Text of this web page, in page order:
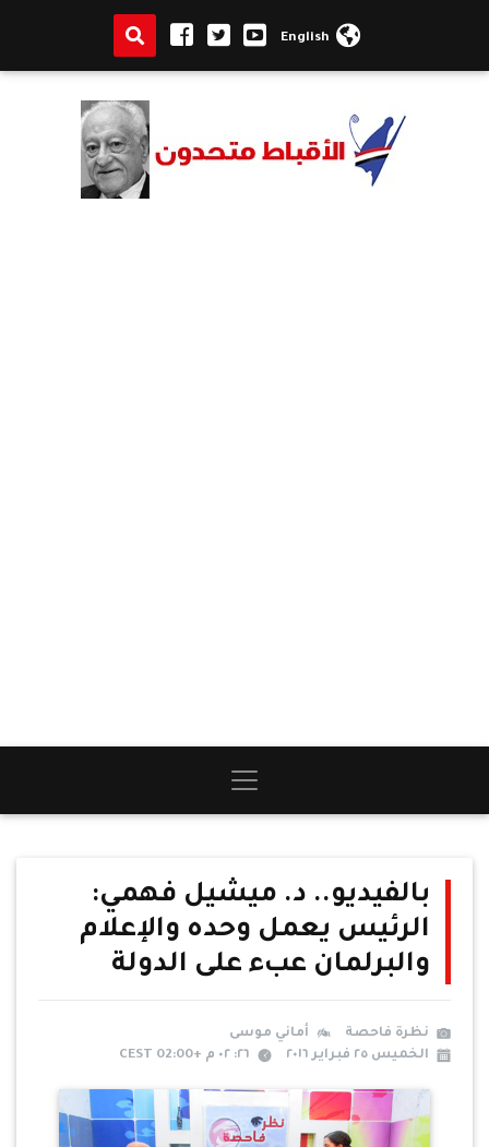
English
بالفيديو.. د. ميشيل فهمي:
الرئيس يعمل وحده والإعلام
والبرلمان عبء على الدولة
نظرة فاحصة
أماني موسى
الخميس ٢٥ فبراير ٢٠١٦
٢٦: ٠٢ م +02:00 CEST